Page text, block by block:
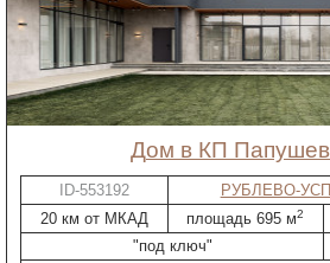
дом в КП
ID-553192
РУБЛЕВО-
20 км от МКАД
площадь 695 м2
"под ключ"